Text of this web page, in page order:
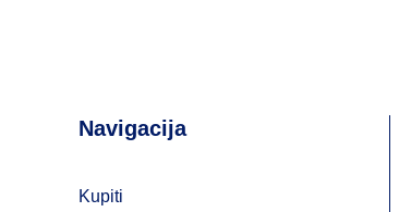
Navigacija
Kupiti